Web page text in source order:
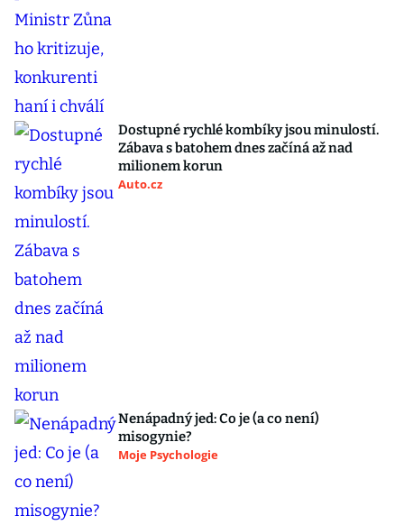
Dostupné rychlé kombíky jsou minulostí.
Zábava s batohem dnes začíná až nad
milionem korun
Auto.cz
Nenápadný jed: Co je (a co není)
misogynie?
Moje Psychologie